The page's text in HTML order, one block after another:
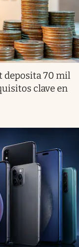
deposita 70 mil
clave en